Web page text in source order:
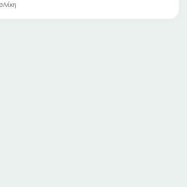
νίκη